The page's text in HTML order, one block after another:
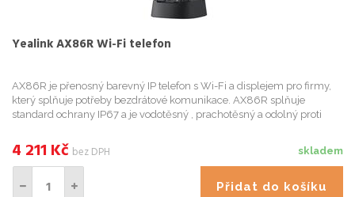
Yealink AX86R Wi-Fi telefon
AX86R je přenosný barevný IP telefon s Wi-Fi a displejem pro firmy,
který splňuje potřeby bezdrátové komunikace. AX86R splňuje
standard ochrany IP67 a je vodotěsný , prachotěsný a odolný proti
skladem
4 211 Kč bez DPH
Přidat do košíku